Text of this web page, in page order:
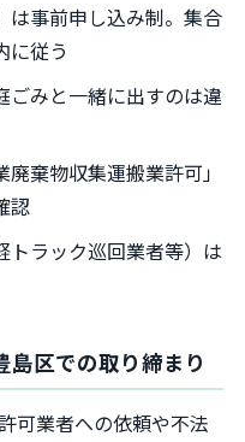
は事前申し込み制。集合
に従う
ごみと一緒に出すのは違
棄物収集運搬業許可」
認
トラック巡回業者等）は
島区での取り締まり
可業者への依頼や不法